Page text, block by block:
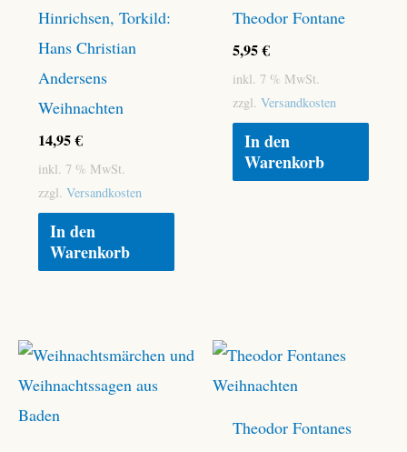
Hinrichsen, Torkild:
Hans Christian
Andersens
Weihnachten
14,95€
inkl. 7 % MwSt.
zzgl. Versandkosten
In den
Warenkorb
Theodor Fontane
5,95€
inkl. 7 % MwSt.
zzgl. Versandkosten
In den
Warenkorb
Theodor Fontanes